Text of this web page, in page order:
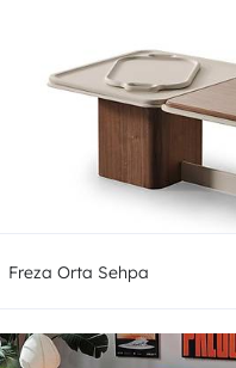
Freza Orta Sehpa